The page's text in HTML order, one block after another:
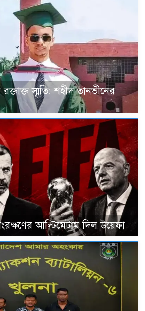
স্মৃতি: শহীদ তানভীনের
আল্টিমেটাম দিল উয়েফা